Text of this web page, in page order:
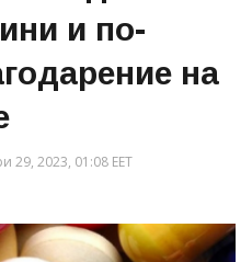
и по-
на
29, 2023, 01:08 EET